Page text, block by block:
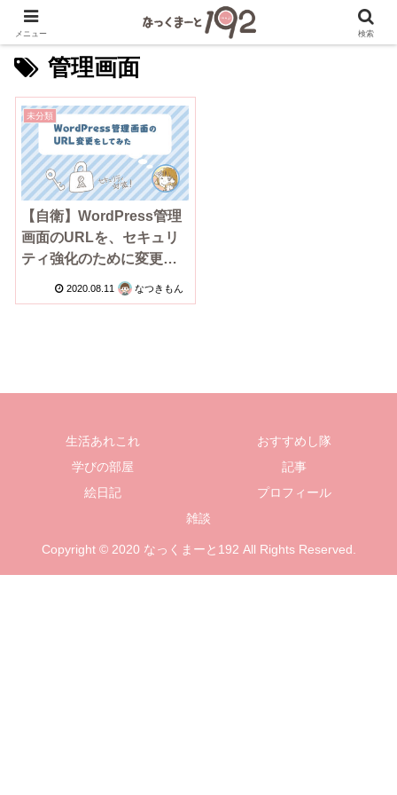
管理画面
未分類
【自衛】WordPress管理
画面のURLを、セキュリ
ティ強化のために変更す
2020.08.11 なつきもん
生活あれこれ
おすすめし隊
学びの部屋
記事
絵日記
プロフィール
雑談
Copyright © 2020 なっくまーと192 All Rights Reserved.
メニュー 検索